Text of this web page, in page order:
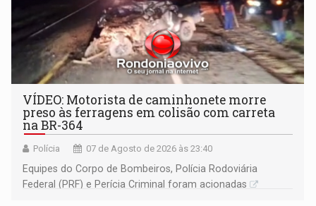
VÍDEO: Motorista de caminhonete morre
preso às ferragens em colisão com carreta
na BR-364
Polícia 07 de Agosto de 2026 às 23:40
Equipes do Corpo de Bombeiros, Polícia Rodoviária
Federal (PRF) e Perícia Criminal foram acionadas